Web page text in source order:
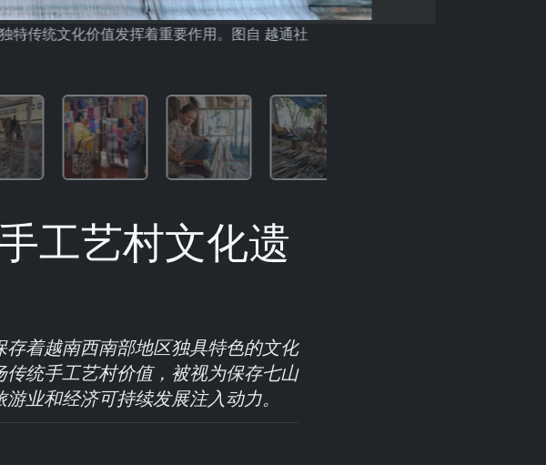
特传统文化价值发挥着重要作用。图自 越通社
工艺村文化遗
着越南西南部地区独具特色的文化
统手工艺村价值，被视为保存七山
业和经济可持续发展注入动力。